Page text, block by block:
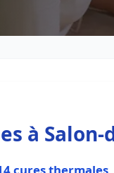
à Salon-